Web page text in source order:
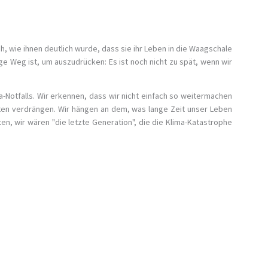
ihnen deutlich wurde, dass sie ihr Leben in die Waagschale
Weg ist, um auszudrücken: Es ist noch nicht zu spät, wenn wir
Notfalls. Wir erkennen, dass wir nicht einfach so weitermachen
verdrängen. Wir hängen an dem, was lange Zeit unser Leben
wir wären "die letzte Generation", die die Klima-Katastrophe